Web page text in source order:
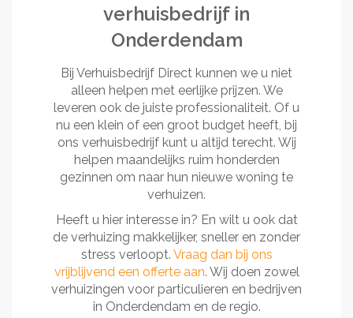
verhuisbedrijf in
Onderdendam
Bij Verhuisbedrijf Direct kunnen we u niet
alleen helpen met eerlijke prijzen. We
leveren ook de juiste professionaliteit. Of u
nu een klein of een groot budget heeft, bij
ons verhuisbedrijf kunt u altijd terecht. Wij
helpen maandelijks ruim honderden
gezinnen om naar hun nieuwe woning te
verhuizen.
Heeft u hier interesse in? En wilt u ook dat
de verhuizing makkelijker, sneller en zonder
stress verloopt. Vraag dan bij ons
vrijblijvend een offerte aan. Wij doen zowel
verhuizingen voor particulieren en bedrijven
in Onderdendam en de regio.